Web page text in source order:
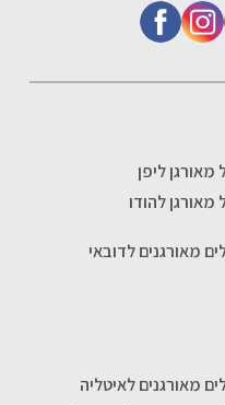
מאורגן ליפן
מאורגן להודו
מאורגנים לדובאי
מאורגנים לאיטליה